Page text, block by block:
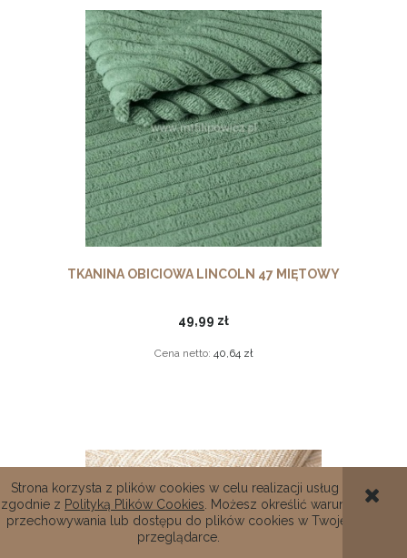
Strona korzysta z plików cookies w celu realizacji usług i
zgodnie z Polityką Plików Cookies . Możesz określić warunki
przechowywania lub dostępu do plików cookies w Twojej
przeglądarce.
TKANINA OBICIOWA LINCOLN 47 MIĘTOWY
49,99 zł
Cena netto: 40,64 zł